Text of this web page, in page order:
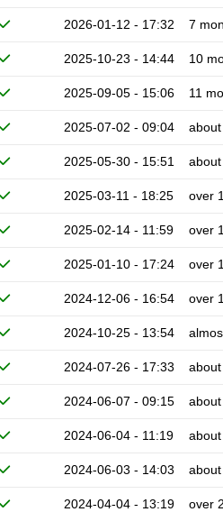
2026-01-12 - 17:32 7
2025-10-23 - 14:44 10
2025-09-05 - 15:06 11
2025-07-02 - 09:04
2025-05-30 - 15:51
2025-03-11 - 18:25 over
2025-02-14 - 11:59 over
2025-01-10 - 17:24 over
2024-12-06 - 16:54 over
2024-10-25 - 13:54
2024-07-26 - 17:33
2024-06-07 - 09:15
2024-06-04 - 11:19
2024-06-03 - 14:03
2024-04-04 - 13:19 over